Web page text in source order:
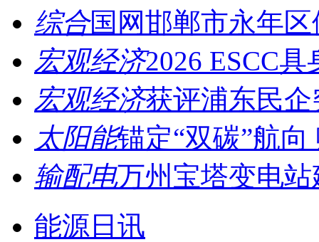
综合国网邯郸市永年
宏观经济2026 ESCC
宏观经济获评浦东民
太阳能锚定“双碳”航
输配电万州宝塔变电
能源日讯